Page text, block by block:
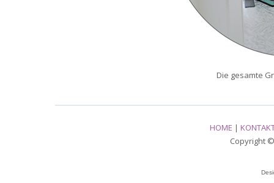
Die gesamte
HOME |
Copyright